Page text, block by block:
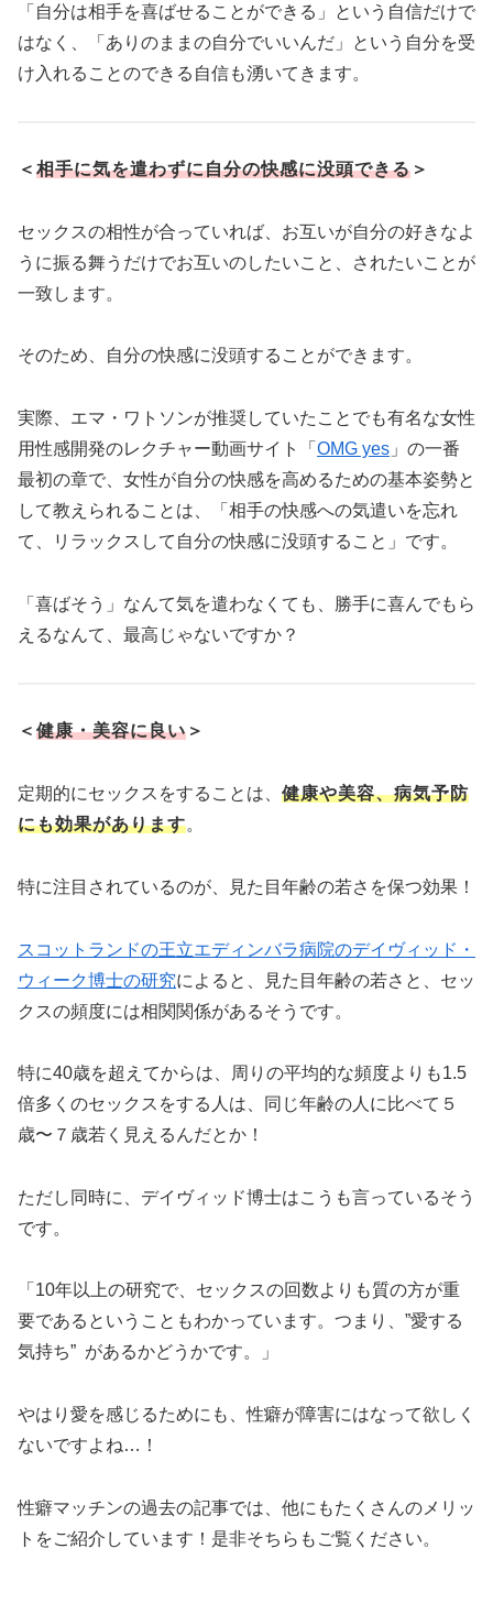
「自分は相手を喜ばせることができる」という自信だけで
はなく、「ありのままの自分でいいんだ」という自分を受
け入れることのできる自信も湧いてきます。
＜ 相手に気を遣わずに自分の快感に没頭できる ＞
セックスの相性が合っていれば、お互いが自分の好きなよ
うに振る舞うだけでお互いのしたいこと、されたいことが
一致します。
そのため、自分の快感に没頭することができます。
実際、エマ・ワトソンが推奨していたことでも有名な女性
用性感開発のレクチャー動画サイト「 OMG yes 」の一番
最初の章で、女性が自分の快感を高めるための基本姿勢と
して教えられることは、「相手の快感への気遣いを忘れ
て、リラックスして自分の快感に没頭すること」です。
「喜ばそう」なんて気を遣わなくても、勝手に喜んでもら
えるなんて、最高じゃないですか？
＜ 健康・美容に良い ＞
定期的にセックスをすることは、 健康や美容、病気予防
にも効果があります。
特に注目されているのが、見た目年齢の若さを保つ効果！
スコットランドの王立エディンバラ病院のデイヴィッド・
ウィーク博士の研究によると、見た目年齢の若さと、セッ
クスの頻度には相関関係があるそうです。
特に40歳を超えてからは、周りの平均的な頻度よりも1.5
倍多くのセックスをする人は、同じ年齢の人に比べて５
歳〜７歳若く見えるんだとか！
ただし同時に、デイヴィッド博士はこうも言っているそう
です。
「10年以上の研究で、セックスの回数よりも質の方が重
要であるということもわかっています。つまり、”愛する
気持ち” があるかどうかです。」
やはり愛を感じるためにも、性癖が障害にはなって欲しく
ないですよね…！
性癖マッチンの過去の記事では、他にもたくさんのメリッ
トをご紹介しています！是非そちらもご覧ください。